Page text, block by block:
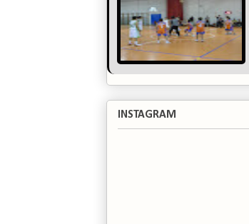
INSTAGRAM